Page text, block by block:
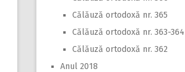
Călăuză ortodoxă nr. 365
Călăuză ortodoxă nr. 363-364
Călăuză ortodoxă nr. 362
Anul 2018